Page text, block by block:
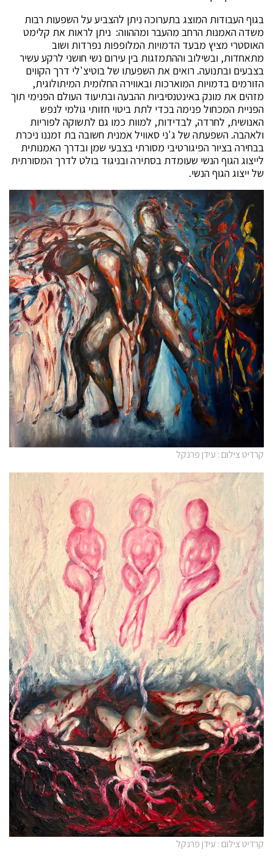
בגוף העבודות המוצג בתערוכה ניתן להצביע על השפעות רבות
משדה האמנות הרחב מהעבר ומההווה: ניתן לראות את קלימט
האוסטרי מציץ מבעד הדמויות המלופפות נפרדות ושוב
מתאחדות, ובשילוב וההתמזגות בין עירום נשי חושני לרקע עשיר
בצבעים ובתנועה. רואים את השפעתו של בוטיצ'לי דרך הקווים
הזורמים בדמויות המוארכות ובאווירה החלומית המיתולוגית,
מזהים את מונק באינטנסיביות ההבעה ובתיעוד העולם הפנימי תוך
הפניית המכחול פנימה בכדי לתת ביטוי חזותי גולמי לנפש
האנושית, לחרדה, לבדידות, למוות כמו גם לתשוקה לפוריות
ולאהבה. השפעתה של ג'ני סאוויל אמנית חשובה בת זמננו ניכרת
בבחירה בציור הפיגורטיבי מסורתי בצבעי שמן ובדרך האמנותית
לייצוג הגוף הנשי שעומדת בסתירה ובניגוד בולט לדרך המסורתית
של ייצוג הגוף הנשי.
קרדיט צילום : עידן פרנקל
קרדיט צילום : עידן פרנקל